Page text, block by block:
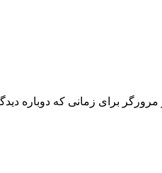
مرورگر برای زمانی که دوباره